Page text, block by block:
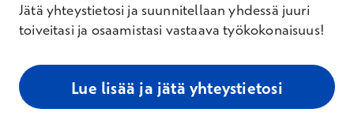
Jätä yhteystietosi ja suunnitellaan yhdessä juuri
toiveitasi ja osaamistasi vastaava työkokonaisuus!
Lue lisää ja jätä yhteystietosi